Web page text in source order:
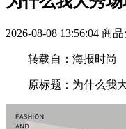
2026-08-08 13:56:04 商
转载自：海报时尚
原标题：为什么我大